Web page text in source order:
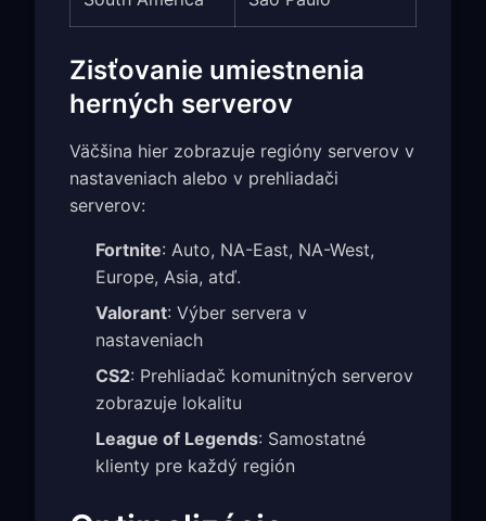
Zisťovanie umiestnenia
herných serverov
Väčšina hier zobrazuje regióny serverov v
nastaveniach alebo v prehliadači
serverov:
Fortnite: Auto, NA-East, NA-West,
Europe, Asia, atď.
Valorant: Výber servera v
nastaveniach
CS2: Prehliadač komunitných serverov
zobrazuje lokalitu
League of Legends: Samostatné
klienty pre každý región